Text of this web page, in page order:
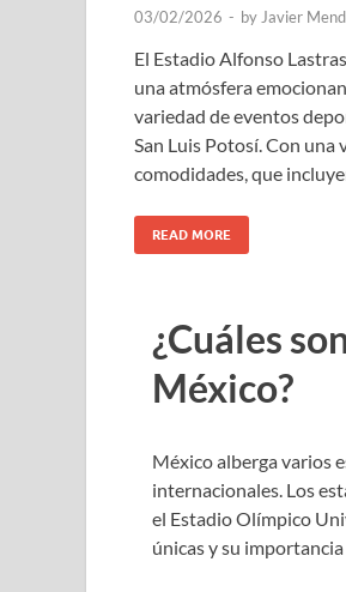
03/02/2026 - by Javier
El Estadio Alfonso
una atmósfera
variedad de eventos
San Luis Potosí. Con una
comodidades, que
READ MORE
¿Cuáles
México?
México alberga varios
internacionales. Los
el Estadio Olímpico
únicas y su